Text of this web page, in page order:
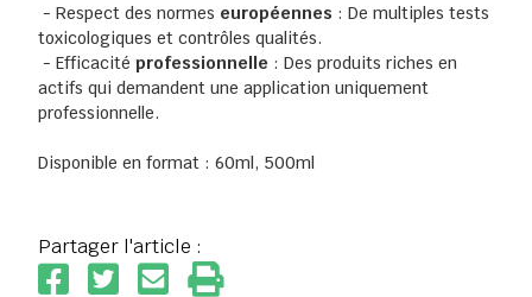
- Respect des normes européennes : De multiples tests
toxicologiques et contrôles qualités.
- Efficacité professionnelle : Des produits riches en
actifs qui demandent une application uniquement
professionnelle.
Disponible en format : 60ml, 500ml
Partager l'article :